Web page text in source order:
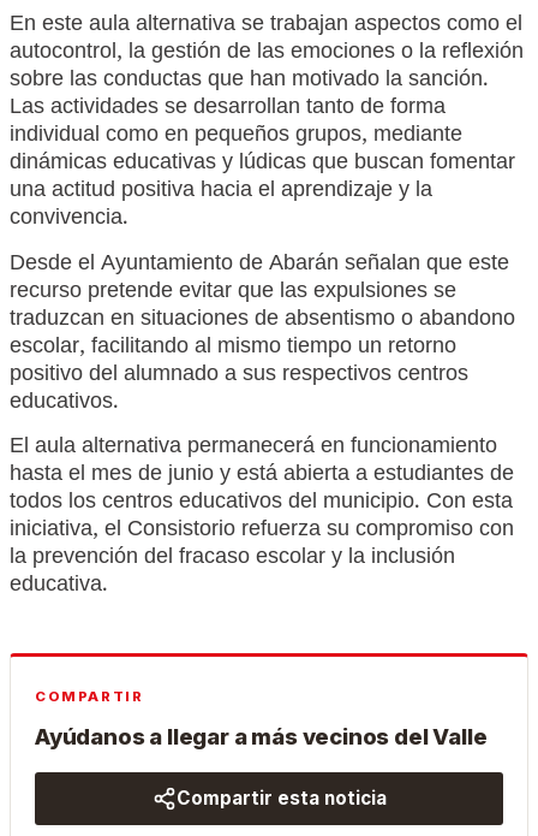
En este aula alternativa se trabajan aspectos como el
autocontrol, la gestión de las emociones o la reflexión
sobre las conductas que han motivado la sanción.
Las actividades se desarrollan tanto de forma
individual como en pequeños grupos, mediante
dinámicas educativas y lúdicas que buscan fomentar
una actitud positiva hacia el aprendizaje y la
convivencia.
Desde el Ayuntamiento de Abarán señalan que este
recurso pretende evitar que las expulsiones se
traduzcan en situaciones de absentismo o abandono
escolar, facilitando al mismo tiempo un retorno
positivo del alumnado a sus respectivos centros
educativos.
El aula alternativa permanecerá en funcionamiento
hasta el mes de junio y está abierta a estudiantes de
todos los centros educativos del municipio. Con esta
iniciativa, el Consistorio refuerza su compromiso con
la prevención del fracaso escolar y la inclusión
educativa.
COMPARTIR
Ayúdanos a llegar a más vecinos del Valle
Compartir esta noticia